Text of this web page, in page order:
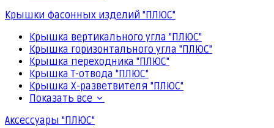
Крышки фасонных изделий "ПЛЮС"
Крышка вертикального угла "ПЛЮС"
Крышка горизонтального угла "ПЛЮС"
Крышка переходника "ПЛЮС"
Крышка Т-отвода "ПЛЮС"
Крышка Х-разветвителя "ПЛЮС"
Показать все
Аксессуары "ПЛЮС"